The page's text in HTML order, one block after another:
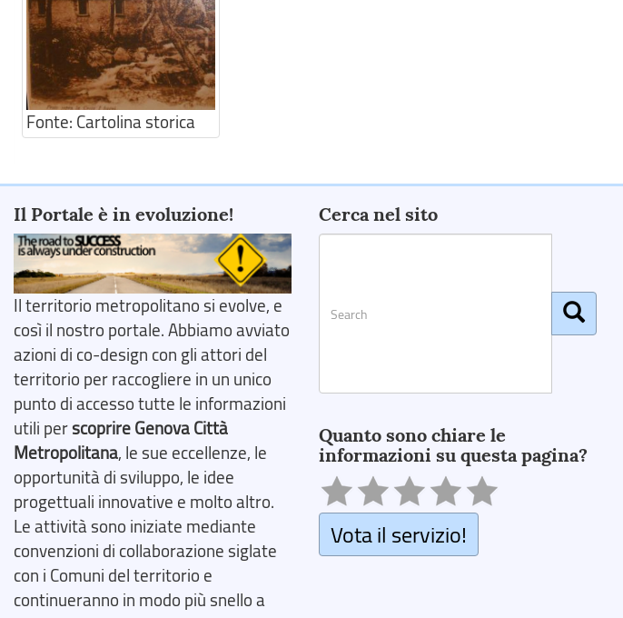
Fonte: Cartolina storica
Il Portale è in evoluzione!
Il territorio metropolitano si evolve, e
così il nostro portale. Abbiamo avviato
azioni di co-design con gli attori del
territorio per raccogliere in un unico
punto di accesso tutte le informazioni
utili perscoprire Genova Città
Metropolitana, le sue eccellenze, le
opportunità di sviluppo, le idee
progettuali innovative e molto altro.
Le attività sono iniziate mediante
convenzioni di collaborazione siglate
con i Comuni del territorio e
continueranno in modo più snello a
Cerca nel sito
Quanto sono chiare le
informazioni su questa pagina?
Vota il servizio!